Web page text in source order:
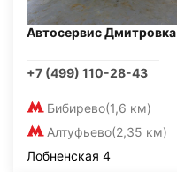
Автосервис Дмитровка
+7 (499) 110-28-43
Бибирево(1,6 км)
Алтуфьево(2,35 км)
Лобненская 4